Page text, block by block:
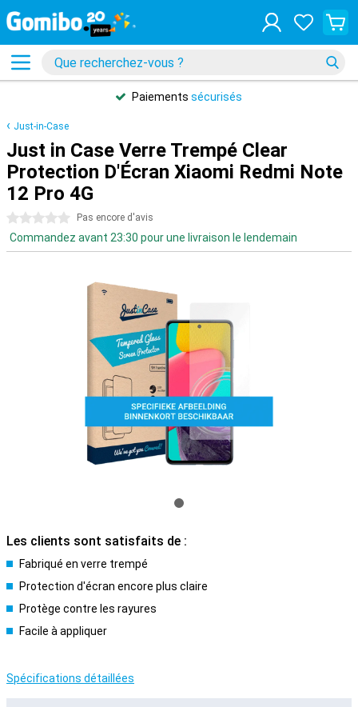
Paiements sécurisés
Just-in-Case
Just in Case Verre Trempé Clear
Protection D'Écran Xiaomi Redmi Note
12 Pro 4G
0 étoiles Pas encore d'avis
Commandez avant 23:30 pour une livraison le lendemain
Les clients sont satisfaits de :
Fabriqué en verre trempé
Protection d'écran encore plus claire
Protège contre les rayures
Facile à appliquer
Spécifications détaillées